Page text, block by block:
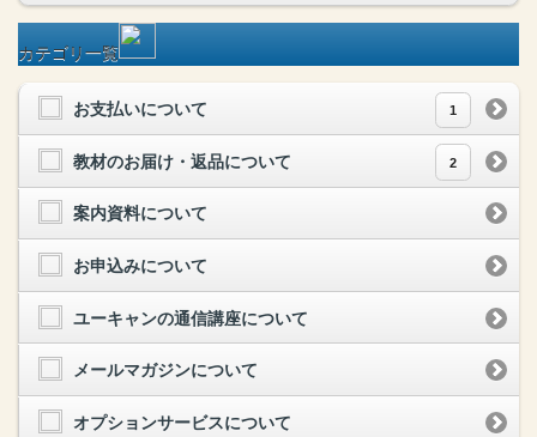
カテゴリ一覧
お支払いについて 1
教材のお届け・返品について 2
案内資料について
お申込みについて
ユーキャンの通信講座について
メールマガジンについて
オプションサービスについて